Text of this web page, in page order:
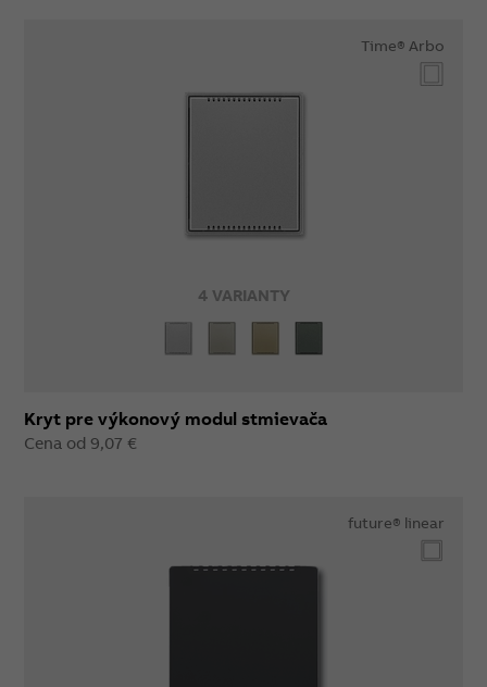
4 VARIANTY
Time® Arbo
Kryt pre výkonový modul stmievača
Cena od 9,07 €
future® linear